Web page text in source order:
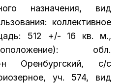
назначения, вид
коллективное
512 +/- 16 кв. м.,
обл.
н Оренбургский, с/с
уч. 574, вид